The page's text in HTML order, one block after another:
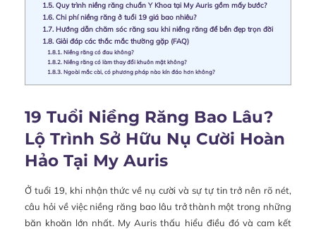
1.5. Quy trình niềng răng chuẩn Y Khoa tại My Auris gồm mấy bước?
1.6. Chi phí niềng răng ở tuổi 19 giá bao nhiêu?
1.7. Hướng dẫn chăm sóc răng sau khi niềng răng để bền đẹp trọn đời
1.8. Giải đáp các thắc mắc thường gặp (FAQ)
1.8.1. Niềng răng có đau không?
1.8.2. Niềng răng có làm thay đổi khuôn mặt không?
1.8.3. Ngoài mắc cài, có phương pháp nào kín đáo hơn không?
19 Tuổi Niềng Răng Bao Lâu?
Lộ Trình Sở Hữu Nụ Cười Hoàn
Hảo Tại My Auris
Ở tuổi 19, khi nhận thức về nụ cười và sự tự tin trở nên rõ nét,
câu hỏi về việc niềng răng bao lâu trở thành một trong những
băn khoăn lớn nhất. My Auris thấu hiểu điều đó và cam kết